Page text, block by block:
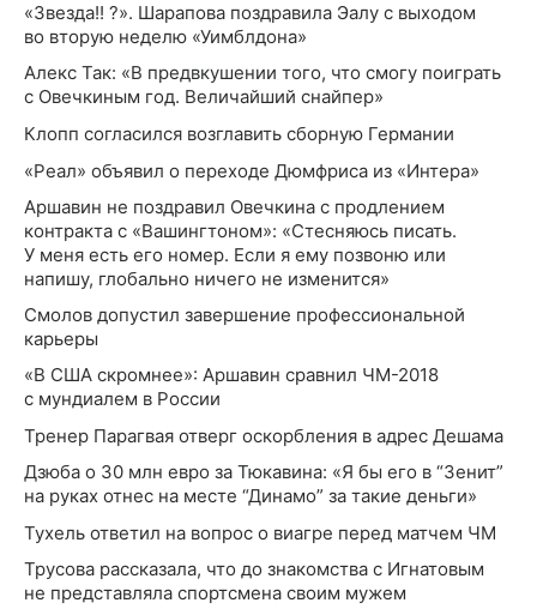
«Звезда!! ?». Шарапова поздравила Эалу с выходом
во вторую неделю «Уимблдона»
Алекс Так: «В предвкушении того, что смогу поиграть
с Овечкиным год. Величайший снайпер»
Клопп согласился возглавить сборную Германии
«Реал» объявил о переходе Дюмфриса из «Интера»
Аршавин не поздравил Овечкина с продлением
контракта с «Вашингтоном»: «Стесняюсь писать.
У меня есть его номер. Если я ему позвоню или
напишу, глобально ничего не изменится»
Смолов допустил завершение профессиональной
карьеры
«В США скромнее»: Аршавин сравнил ЧМ-2018
с мундиалем в России
Тренер Парагвая отверг оскорбления в адрес Дешама
Дзюба о 30 млн евро за Тюкавина: «Я бы его в “Зенит”
на руках отнес на месте “Динамо” за такие деньги»
Тухель ответил на вопрос о виагре перед матчем ЧМ
Трусова рассказала, что до знакомства с Игнатовым
не представляла спортсмена своим мужем